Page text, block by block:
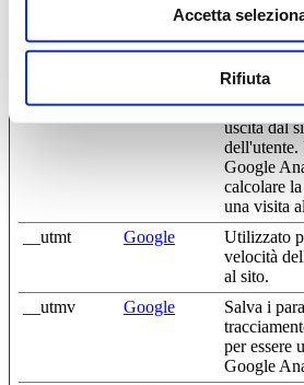
Accetta
Rifiuta
Google
calcolare
una visita
Registra un
con
uscita dal
Google
calcolare
una visita
__utmt Google
Utilizzato
velocità
al sito.
__utmv Google
Salva i
per essere
Google